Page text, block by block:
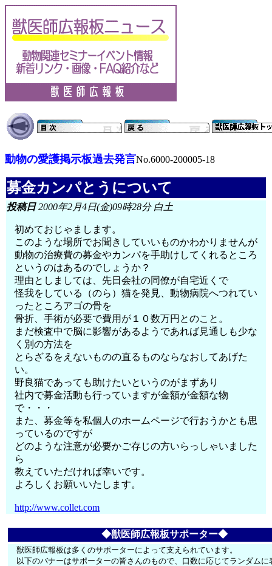
動物の愛護掲示板過去発言No.6000-200005-18
募金カンパとうについて
投稿日2000年2月4日(金)09時28分 白土
初めておじゃまします。
このような場所でお聞きしていいものかわかりませんが
動物の治療費の募金やカンパを手助けしてくれるところ
というのはあるのでしょうか？
理由としましては、先日会社の同僚が自宅近くで
怪我をしている（のら）猫を発見、動物病院へつれてい
ったところアゴの骨を
骨折、手術が必要で費用が１０数万円とのこと。
まだ検査中で脳に影響があるようであれば見通しも少な
く別の方法を
とらざるをえないものの直るものならなおしてあげた
い。
野良猫であっても助けたいというのがまずあり
社内で募金活動も行っていますが金額が金額な物
で・・・
また、募金等を私個人のホームページで行おうかとも思
っているのですが
どのような注意が必要かご存じの方いらっしゃいました
ら
教えていただければ幸いです。
よろしくお願いいたします。
http://www.collet.com
◆獣医師広報板サポーター◆
獣医師広報板は多くのサポーターによって支えられています。
以下のバナーはサポーターの皆さんのもので、口数に応じてランダムに